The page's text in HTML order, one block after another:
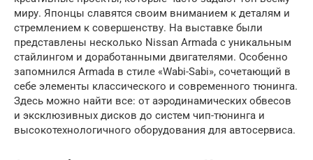
миру. Японцы славятся своим вниманием к деталям и
стремлением к совершенству. На выставке были
представлены несколько Nissan Armada с уникальным
стайлингом и доработанными двигателями. Особенно
запомнился Armada в стиле «Wabi-Sabi», сочетающий в
себе элементы классического и современного тюнинга.
Здесь можно найти все: от аэродинамических обвесов
и эксклюзивных дисков до систем чип-тюнинга и
высокотехнологичного оборудования для автосервиса.